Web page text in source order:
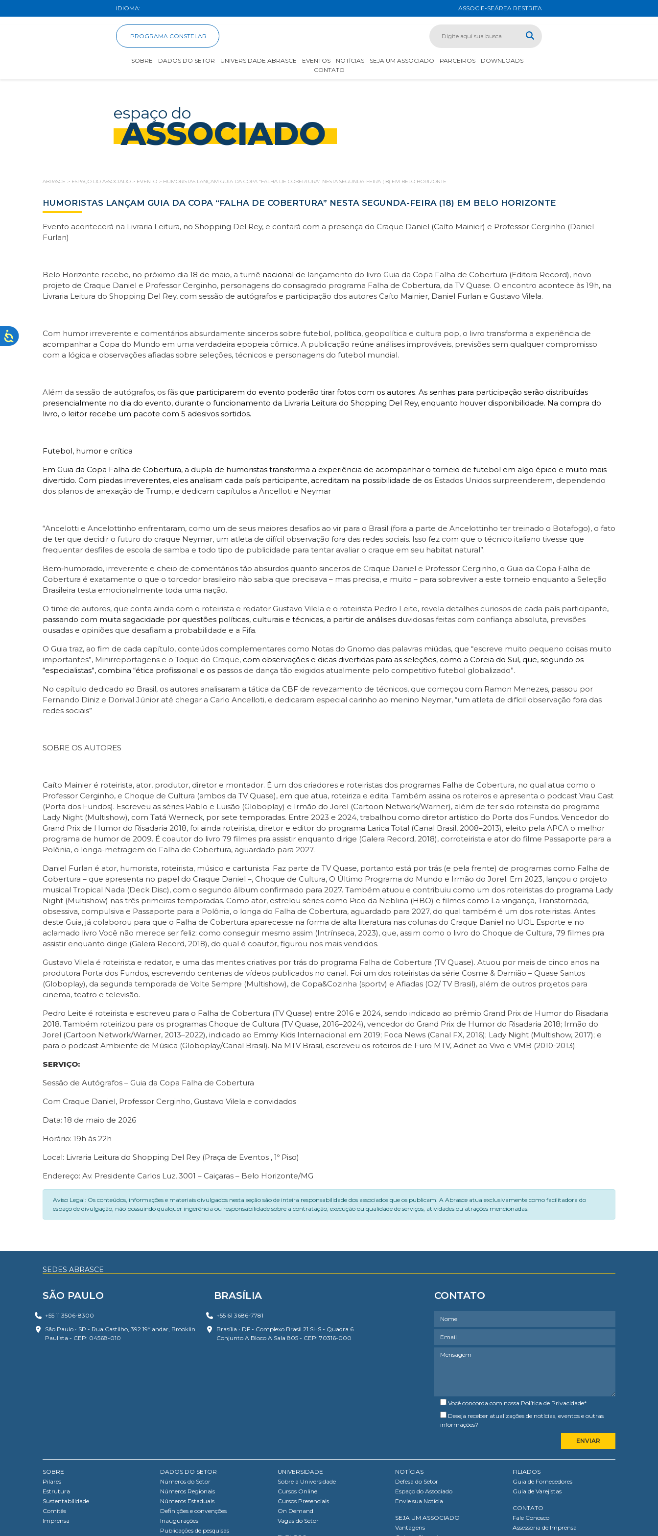
IDIOMA: ASSOCIE-SEÁREA RESTRITA
PROGRAMA CONSTELAR
SOBRE DADOS DO SETOR UNIVERSIDADE ABRASCE EVENTOS NOTÍCIAS SEJA UM ASSOCIADO PARCEIROS
DOWNLOADS
CONTATO
espaço do
ASSOCIADO
ABRASCE > ESPAÇO DO ASSOCIADO > EVENTO > HUMORISTAS LANÇAM GUIA DA COPA “FALHA DE COBERTURA” NESTA SEGUNDA-FEIRA (18) EM BELO HORIZONTE
HUMORISTAS LANÇAM GUIA DA COPA “FALHA DE COBERTURA” NESTA SEGUNDA-FEIRA (18) EM BELO HORIZONTE
Evento acontecerá na Livraria Leitura, no Shopping Del Rey, e contará com a presença do Craque Daniel (Caíto Mainier) e Professor Cerginho (Daniel
Furlan)
Belo Horizonte recebe, no próximo dia 18 de maio, a turnê nacional de lançamento do livro Guia da Copa Falha de Cobertura (Editora Record), novo
projeto de Craque Daniel e Professor Cerginho, personagens do consagrado programa Falha de Cobertura, da TV Quase. O encontro acontece às 19h, na
Livraria Leitura do Shopping Del Rey, com sessão de autógrafos e participação dos autores Caíto Mainier, Daniel Furlan e Gustavo Vilela.
Com humor irreverente e comentários absurdamente sinceros sobre futebol, política, geopolítica e cultura pop, o livro transforma a experiência de
acompanhar a Copa do Mundo em uma verdadeira epopeia cômica. A publicação reúne análises improváveis, previsões sem qualquer compromisso
com a lógica e observações afiadas sobre seleções, técnicos e personagens do futebol mundial.
Além da sessão de autógrafos, os fãs que participarem do evento poderão tirar fotos com os autores. As senhas para participação serão distribuídas
presencialmente no dia do evento, durante o funcionamento da Livraria Leitura do Shopping Del Rey, enquanto houver disponibilidade. Na compra do
livro, o leitor recebe um pacote com 5 adesivos sortidos.
Futebol, humor e crítica
Em Guia da Copa Falha de Cobertura, a dupla de humoristas transforma a experiência de acompanhar o torneio de futebol em algo épico e muito mais
divertido. Com piadas irreverentes, eles analisam cada país participante, acreditam na possibilidade de os Estados Unidos surpreenderem, dependendo
dos planos de anexação de Trump, e dedicam capítulos a Ancelloti e Neymar
“Ancelotti e Ancelottinho enfrentaram, como um de seus maiores desafios ao vir para o Brasil (fora a parte de Ancelottinho ter treinado o Botafogo), o fato
de ter que decidir o futuro do craque Neymar, um atleta de difícil observação fora das redes sociais. Isso fez com que o técnico italiano tivesse que
frequentar desfiles de escola de samba e todo tipo de publicidade para tentar avaliar o craque em seu habitat natural”.
Bem‑humorado, irreverente e cheio de comentários tão absurdos quanto sinceros de Craque Daniel e Professor Cerginho, o Guia da Copa Falha de
Cobertura é exatamente o que o torcedor brasileiro não sabia que precisava – mas precisa, e muito – para sobreviver a este torneio enquanto a Seleção
Brasileira testa emocionalmente toda uma nação.
O time de autores, que conta ainda com o roteirista e redator Gustavo Vilela e o roteirista Pedro Leite, revela detalhes curiosos de cada país participante,
passando com muita sagacidade por questões políticas, culturais e técnicas, a partir de análises duvidosas feitas com confiança absoluta, previsões
ousadas e opiniões que desafiam a probabilidade e a Fifa.
O Guia traz, ao fim de cada capítulo, conteúdos complementares como Notas do Gnomo das palavras miúdas, que “escreve muito pequeno coisas muito
importantes”, Minirreportagens e o Toque do Craque, com observações e dicas divertidas para as seleções, como a Coreia do Sul, que, segundo os
“especialistas”, combina “ética profissional e os passos de dança tão exigidos atualmente pelo competitivo futebol globalizado”.
No capítulo dedicado ao Brasil, os autores analisaram a tática da CBF de revezamento de técnicos, que começou com Ramon Menezes, passou por
Fernando Diniz e Dorival Júnior até chegar a Carlo Ancelloti, e dedicaram especial carinho ao menino Neymar, “um atleta de difícil observação fora das
redes sociais”
SOBRE OS AUTORES
Caíto Mainier é roteirista, ator, produtor, diretor e montador. É um dos criadores e roteiristas dos programas Falha de Cobertura, no qual atua como o
Professor Cerginho, e Choque de Cultura (ambos da TV Quase), em que atua, roteiriza e edita. Também assina os roteiros e apresenta o podcast Vrau Cast
(Porta dos Fundos). Escreveu as séries Pablo e Luisão (Globoplay) e Irmão do Jorel (Cartoon Network/Warner), além de ter sido roteirista do programa
Lady Night (Multishow), com Tatá Werneck, por sete temporadas. Entre 2023 e 2024, trabalhou como diretor artístico do Porta dos Fundos. Vencedor do
Grand Prix de Humor do Risadaria 2018, foi ainda roteirista, diretor e editor do programa Larica Total (Canal Brasil, 2008–2013), eleito pela APCA o melhor
programa de humor de 2009. É coautor do livro 79 filmes pra assistir enquanto dirige (Galera Record, 2018), corroteirista e ator do filme Passaporte para a
Polônia, o longa-metragem do Falha de Cobertura, aguardado para 2027.
Daniel Furlan é ator, humorista, roteirista, músico e cartunista. Faz parte da TV Quase, portanto está por trás (e pela frente) de programas como Falha de
Cobertura – que apresenta no papel do Craque Daniel –, Choque de Cultura, O Último Programa do Mundo e Irmão do Jorel. Em 2023, lançou o projeto
musical Tropical Nada (Deck Disc), com o segundo álbum confirmado para 2027. Também atuou e contribuiu como um dos roteiristas do programa Lady
Night (Multishow) nas três primeiras temporadas. Como ator, estrelou séries como Pico da Neblina (HBO) e filmes como La vingança, Transtornada,
obsessiva, compulsiva e Passaporte para a Polônia, o longa do Falha de Cobertura, aguardado para 2027, do qual também é um dos roteiristas. Antes
deste Guia, já colaborou para que o Falha de Cobertura aparecesse na forma de alta literatura nas colunas do Craque Daniel no UOL Esporte e no
aclamado livro Você não merece ser feliz: como conseguir mesmo assim (Intrínseca, 2023), que, assim como o livro do Choque de Cultura, 79 filmes pra
assistir enquanto dirige (Galera Record, 2018), do qual é coautor, figurou nos mais vendidos.
Gustavo Vilela é roteirista e redator, e uma das mentes criativas por trás do programa Falha de Cobertura (TV Quase). Atuou por mais de cinco anos na
produtora Porta dos Fundos, escrevendo centenas de vídeos publicados no canal. Foi um dos roteiristas da série Cosme & Damião – Quase Santos
(Globoplay), da segunda temporada de Volte Sempre (Multishow), de Copa&Cozinha (sportv) e Afiadas (O2/ TV Brasil), além de outros projetos para
cinema, teatro e televisão.
Pedro Leite é roteirista e escreveu para o Falha de Cobertura (TV Quase) entre 2016 e 2024, sendo indicado ao prêmio Grand Prix de Humor do Risadaria
2018. Também roteirizou para os programas Choque de Cultura (TV Quase, 2016–2024), vencedor do Grand Prix de Humor do Risadaria 2018; Irmão do
Jorel (Cartoon Network/Warner, 2013–2022), indicado ao Emmy Kids Internacional em 2019; Foca News (Canal FX, 2016); Lady Night (Multishow, 2017); e
para o podcast Ambiente de Música (Globoplay/Canal Brasil). Na MTV Brasil, escreveu os roteiros de Furo MTV, Adnet ao Vivo e VMB (2010-2013).
SERVIÇO:
Sessão de Autógrafos – Guia da Copa Falha de Cobertura
Com Craque Daniel, Professor Cerginho, Gustavo Vilela e convidados
Data: 18 de maio de 2026
Horário: 19h às 22h
Local: Livraria Leitura do Shopping Del Rey (Praça de Eventos , 1º Piso)
Endereço: Av. Presidente Carlos Luz, 3001 – Caiçaras – Belo Horizonte/MG
Aviso Legal: Os conteúdos, informações e materiais divulgados nesta seção são de inteira responsabilidade dos associados que os publicam. A Abrasce atua exclusivamente como facilitadora do
espaço de divulgação, não possuindo qualquer ingerência ou responsabilidade sobre a contratação, execução ou qualidade de serviços, atividades ou atrações mencionadas.
SEDES ABRASCE
SÃO PAULO
+55 11 3506-8300
São Paulo • SP - Rua Castilho, 392 19º andar, Brooklin
Paulista - CEP: 04568-010
BRASÍLIA
+55 61 3686-7781
Brasília • DF - Complexo Brasil 21 SHS - Quadra 6
Conjunto A Bloco A Sala 805 - CEP: 70316-000
CONTATO
Você concorda com nossa Política de Privacidade*
Deseja receber atualizações de notícias, eventos e outras
informações?
SOBRE
Pilares
Estrutura
Sustentabilidade
Comitês
Imprensa
DADOS DO SETOR
Números do Setor
Números Regionais
Números Estaduais
Definições e convenções
Inaugurações
Publicações de pesquisas
UNIVERSIDADE
Sobre a Universidade
Cursos Online
Cursos Presenciais
On Demand
Vagas do Setor
NOTÍCIAS
Defesa do Setor
Espaço do Associado
Envie sua Notícia
SEJA UM ASSOCIADO
Vantagens
FILIADOS
Guia de Fornecedores
Guia de Varejistas
CONTATO
Fale Conosco
Assessoria de Imprensa